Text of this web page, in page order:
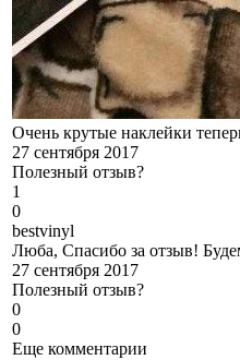
Очень крутые наклейки
27 сентября 2017
Полезный отзыв?
1
0
bestvinyl
Люба, Спасибо за отзыв!
27 сентября 2017
Полезный отзыв?
0
0
Еще комментарии